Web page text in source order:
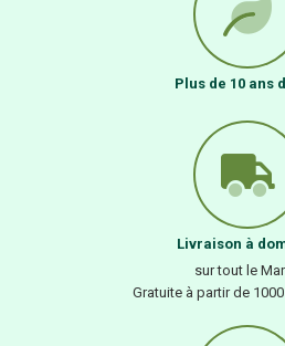
Plus de 10 ans
Livraison à
sur tout le
Gratuite à partir de